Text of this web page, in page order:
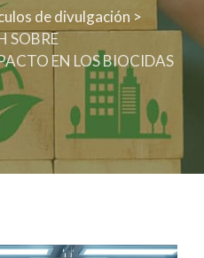
de divulgación >
SOBRE
EN LOS BIOCIDAS